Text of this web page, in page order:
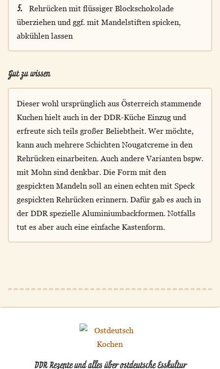
5.
Rehrücken mit flüssiger Blockschokolade
überziehen und ggf. mit Mandelstiften spicken,
abkühlen lassen
Gut zu wissen
Dieser wohl ursprünglich aus Österreich stammende
Kuchen hielt auch in der DDR-Küche Einzug und
erfreute sich teils großer Beliebtheit. Wer möchte,
kann auch mehrere Schichten Nougatcreme in den
Rehrücken einarbeiten. Auch andere Varianten bspw.
mit Mohn sind denkbar. Die Form mit den
gespickten Mandeln soll an einen echten mit Speck
gespickten Rehrücken erinnern. Dafür gab es auch in
der DDR spezielle Aluminiumbackformen. Notfalls
tut es aber auch eine einfache Kastenform.
DDR Rezepte und alles über ostdeutsche Esskultur